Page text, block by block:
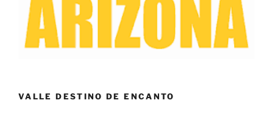
VALLE DESTINO DE ENCANTO